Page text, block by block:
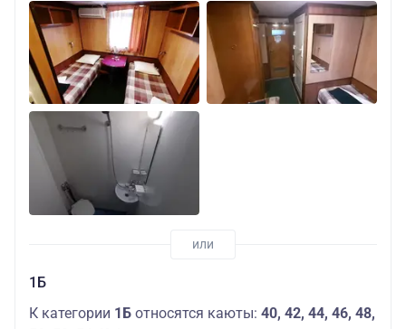
1Б
К категории 1Б относятся каюты: 40, 42, 44, 46, 48,